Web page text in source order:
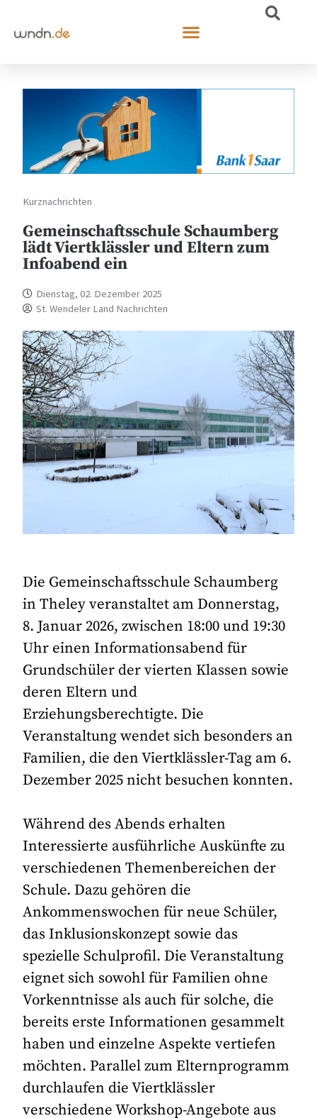
Kurznachrichten
Gemeinschaftsschule Schaumberg
lädt Viertklässler und Eltern zum
Infoabend ein
Dienstag, 02. Dezember 2025
St. Wendeler Land Nachrichten
Die Gemeinschaftsschule Schaumberg
in Theley veranstaltet am Donnerstag,
8. Januar 2026, zwischen 18:00 und 19:30
Uhr einen Informationsabend für
Grundschüler der vierten Klassen sowie
deren Eltern und
Erziehungsberechtigte. Die
Veranstaltung wendet sich besonders an
Familien, die den Viertklässler-Tag am 6.
Dezember 2025 nicht besuchen konnten.
Während des Abends erhalten
Interessierte ausführliche Auskünfte zu
verschiedenen Themenbereichen der
Schule. Dazu gehören die
Ankommenswochen für neue Schüler,
das Inklusionskonzept sowie das
spezielle Schulprofil. Die Veranstaltung
eignet sich sowohl für Familien ohne
Vorkenntnisse als auch für solche, die
bereits erste Informationen gesammelt
haben und einzelne Aspekte vertiefen
möchten. Parallel zum Elternprogramm
durchlaufen die Viertklässler
verschiedene Workshop-Angebote aus